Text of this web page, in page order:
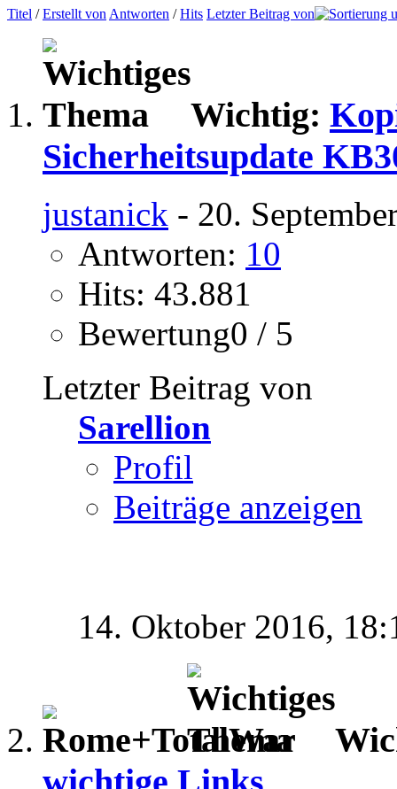
Titel /Erstellt von Antworten /Hits Letzter Beitrag von
Wichtig:
Sicherheitsupdate
justanick - 20.
Antworten: 10
Hits: 43.881
Bewertung0 / 5
Letzter Beitrag von
Sarellion
Profil
Beiträge anzeigen
14. Oktober 2016,